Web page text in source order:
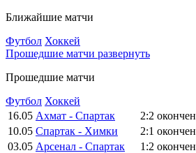
Ближайшие матчи
Футбол Хоккей
Прошедшие матчи развернуть
Прошедшие матчи
Футбол Хоккей
16.05 Ахмат - Спартак 2:2 окончен
10.05 Спартак - Химки 2:1 окончен
03.05 Арсенал - Спартак 1:2 окончен